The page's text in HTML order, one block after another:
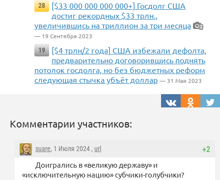
28
[$33 000 000 000 000+] Госдолг США
достиг рекордных $33 трлн.,
увеличившись на триллион за три месяца
2
— 19 Сентября 2023
19
[$4 трлн/2 года] США избежали дефолта,
предварительно договорившись поднять
потолок госдолга, но без бюджетных реформ
следующая стычка убъёт доллар — 31 Мая 2023
Комментарии участников:
+2
suare, 1 Июля 2024 , url
Доигрались в «великую державу» и
«исключительную нацию» субчики-голубчики?